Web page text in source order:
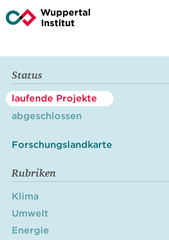
Status
laufende Projekte
abgeschlossen
Forschungslandkarte
Rubriken
Klima
Umwelt
Energie